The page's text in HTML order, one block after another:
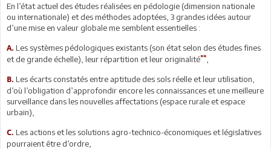
En l’état actuel des études réalisées en pédologie (dimension nationale
ou internationale) et des méthodes adoptées, 3 grandes idées autour
d’une mise en valeur globale me semblent essentielles :
A. Les systèmes pédologiques existants (son état selon des études fines
et de grande échelle), leur répartition et leur originalité**
B. Les écarts constatés entre aptitude des sols réelle et leur utilisation,
d’où l’obligation d’approfondir encore les connaissances et une meilleure
surveillance dans les nouvelles affectations (espace rurale et espace
urbain),
C. Les actions et les solutions agro-technico-économiques et législatives
pourraient être d’ordre,